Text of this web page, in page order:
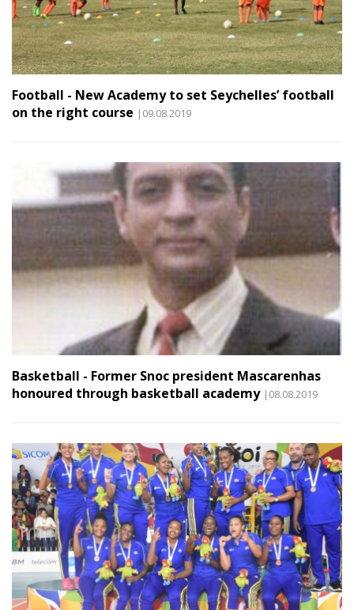
Football - New Academy to set Seychelles’ football
on the right course |09.08.2019
Basketball - Former Snoc president Mascarenhas
honoured through basketball academy |08.08.2019